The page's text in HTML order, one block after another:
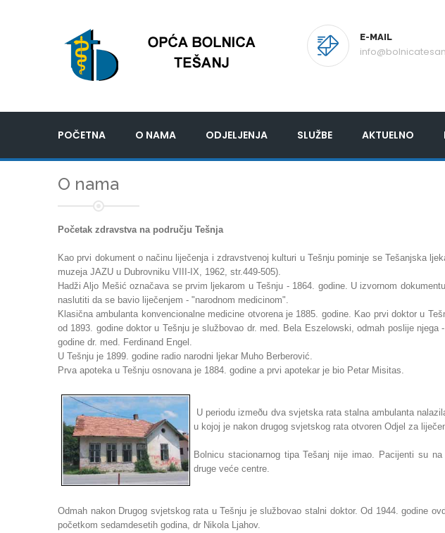
E-MAIL
POČETNA O NAMA ODJELJENJA SLUŽBE AKTUELNO
O nama
Početak zdravstva na području Tešnja
Kao prvi dokument o načinu liječenja i zdravstvenoj kulturi u Tešnju pominje se Tešanjska
muzeja JAZU u Dubrovniku VIII-IX, 1962, str.449-505).
Hadži Aljo Mešić označava se prvim ljekarom u Tešnju - 1864. godine. U izvornom
naslutiti da se bavio liječenjem - "narodnom medicinom".
Klasična ambulanta konvencionalne medicine otvorena je 1885. godine. Kao prvi doktor u
od 1893. godine doktor u Tešnju je službovao dr. med. Bela Eszelowski, odmah poslije njega
godine dr. med. Ferdinand Engel.
U Tešnju je 1899. godine radio narodni ljekar Muho Berberović.
Prva apoteka u Tešnju osnovana je 1884. godine a prvi apotekar je bio Petar Misitas.
U periodu izmeðu dva svjetska rata stalna ambulanta
u kojoj je nakon drugog svjetskog rata otvoren Odjel za
Bolnicu stacionarnog tipa Tešanj nije imao. Pacijenti su
druge veće centre.
Odmah nakon Drugog svjetskog rata u Tešnju je službovao stalni doktor. Od 1944. godine
početkom sedamdesetih godina, dr Nikola Ljahov.